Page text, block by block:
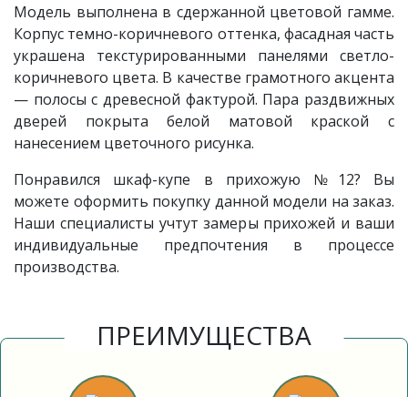
Модель выполнена в сдержанной цветовой гамме.
Корпус темно-коричневого оттенка, фасадная часть
украшена текстурированными панелями светло-
коричневого цвета. В качестве грамотного акцента
— полосы с древесной фактурой. Пара раздвижных
дверей покрыта белой матовой краской с
нанесением цветочного рисунка.
Понравился шкаф-купе в прихожую №12? Вы
можете оформить покупку данной модели на заказ.
Наши специалисты учтут замеры прихожей и ваши
индивидуальные предпочтения в процессе
производства.
ПРЕИМУЩЕСТВА